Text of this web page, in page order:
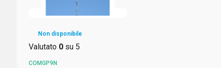
Non disponibile
Valutato 0su 5
COMGP9N